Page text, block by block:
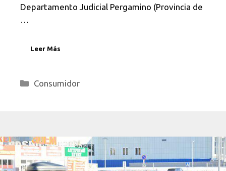
Departamento Judicial Pergamino (Provincia de
…
Leer Más
Categorías
Consumidor